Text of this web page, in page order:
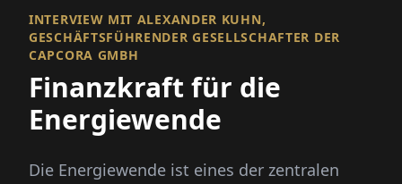
INTERVIEW MIT ALEXANDER KUHN,
GESCHÄFTSFÜHRENDER GESELLSCHAFTER DER
CAPCORA GMBH
Finanzkraft für die
Energiewende
Die Energiewende ist eines der zentralen